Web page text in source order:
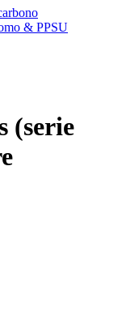
& PPSU
(serie